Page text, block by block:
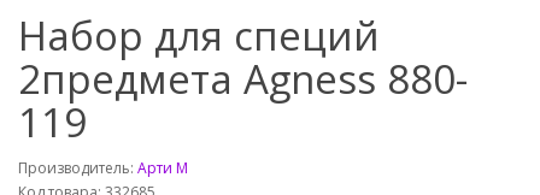
Набор для специй
2предмета Agness 880-
119
Производитель: Арти М